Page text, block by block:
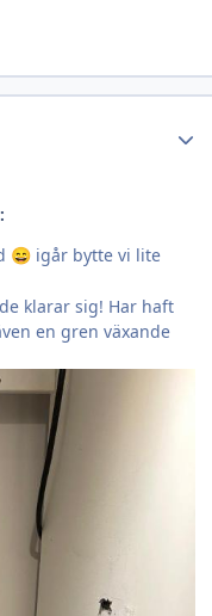
😄 igår bytte vi lite
klarar sig! Har haft
en gren växande